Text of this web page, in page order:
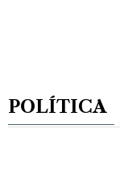
POLÍTICA